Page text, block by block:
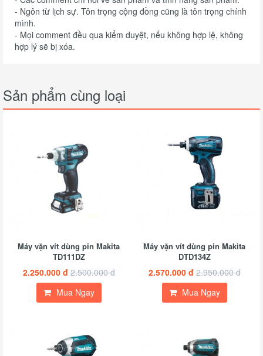
- Ngôn từ lịch sự. Tôn trọng cộng đồng cũng là tôn trọng chính
mình.
- Mọi comment đều qua kiểm duyệt, nếu không hợp lệ, không
hợp lý sẽ bị xóa.
Sản phẩm cùng loại
Máy vặn vít dùng pin Makita
TD111DZ
2.250.000 đ 2.500.000 đ
Mua Ngay
Máy vặn vít dùng pin Makita
DTD134Z
2.570.000 đ 2.950.000 đ
Mua Ngay